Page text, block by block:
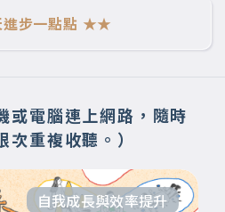
步一點點 ★★
或電腦連上網路，隨時
重複收聽。）
自我成長與效率提升